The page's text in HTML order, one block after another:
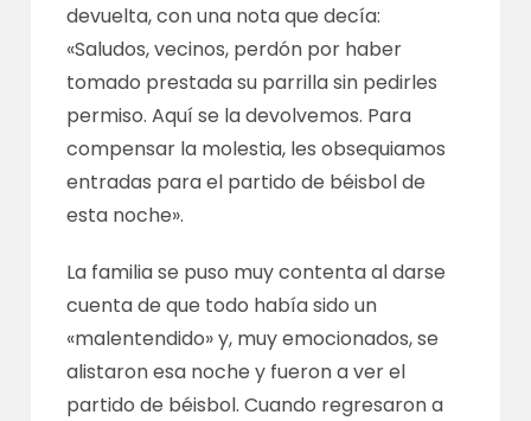
devuelta, con una nota que decía:
«Saludos, vecinos, perdón por haber
tomado prestada su parrilla sin pedirles
permiso. Aquí se la devolvemos. Para
compensar la molestia, les obsequiamos
entradas para el partido de béisbol de
esta noche».
La familia se puso muy contenta al darse
cuenta de que todo había sido un
«malentendido» y, muy emocionados, se
alistaron esa noche y fueron a ver el
partido de béisbol. Cuando regresaron a